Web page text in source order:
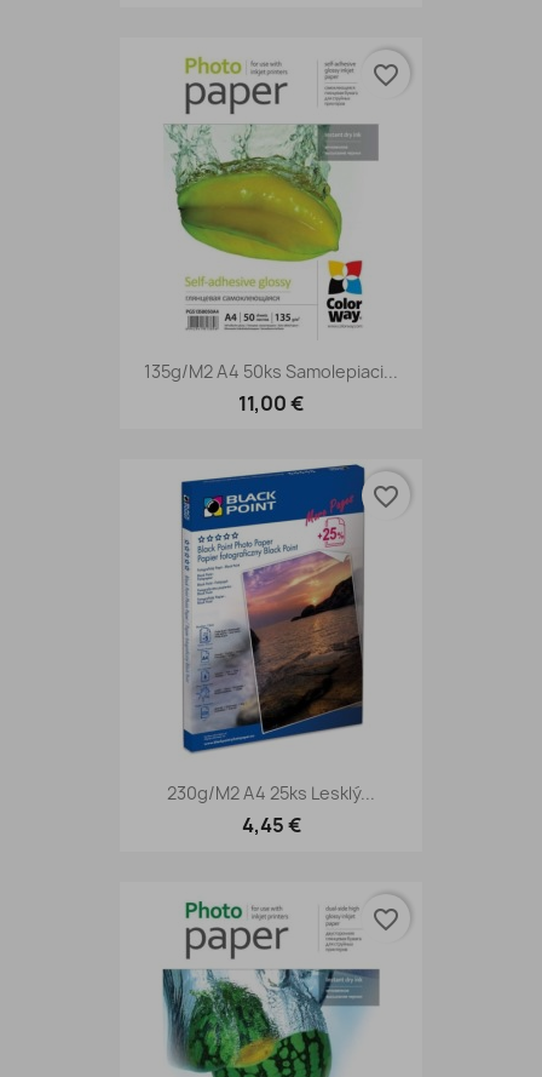
135g/m2 A4 50ks Samolepiaci...
11,00 €
favorite_border
230g/m2 A4 25ks Lesklý...
4,45 €
favorite_border
favorite_border